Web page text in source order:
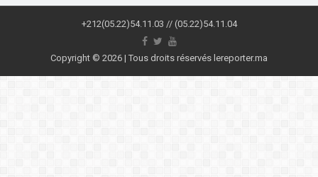
+212(05.22)54.11.03 // (05.22)54.11.04
Copyright © 2026 | Tous droits réservés lereporter.ma